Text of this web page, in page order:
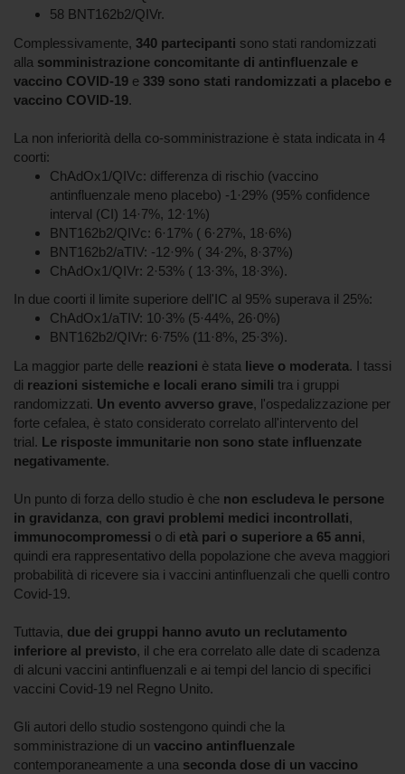
58 BNT162b2/QIVr.
Complessivamente, 340 partecipanti sono stati randomizzati
alla somministrazione concomitante di antinfluenzale e
vaccino COVID-19 e 339 sono stati randomizzati a placebo e
vaccino COVID-19.
La non inferiorità della co-somministrazione è stata indicata in 4
coorti:
ChAdOx1/QIVc: differenza di rischio (vaccino
antinfluenzale meno placebo) -1·29% (95% confidence
interval (CI) 14·7%, 12·1%)
BNT162b2/QIVc: 6·17% ( 6·27%, 18·6%)
BNT162b2/aTIV: -12·9% ( 34·2%, 8·37%)
ChAdOx1/QIVr: 2·53% ( 13·3%, 18·3%).
In due coorti il limite superiore dell'IC al 95% superava il 25%:
ChAdOx1/aTIV: 10·3% (5·44%, 26·0%)
BNT162b2/QIVr: 6·75% (11·8%, 25·3%).
La maggior parte delle reazioni è stata lieve o moderata. I tassi
di reazioni sistemiche e locali erano simili tra i gruppi
randomizzati. Un evento avverso grave, l'ospedalizzazione per
forte cefalea, è stato considerato correlato all'intervento del
trial. Le risposte immunitarie non sono state influenzate
negativamente.
Un punto di forza dello studio è che non escludeva le persone
in gravidanza, con gravi problemi medici incontrollati,
immunocompromessi o di età pari o superiore a 65 anni,
quindi era rappresentativo della popolazione che aveva maggiori
probabilità di ricevere sia i vaccini antinfluenzali che quelli contro
Covid-19.
Tuttavia, due dei gruppi hanno avuto un reclutamento
inferiore al previsto, il che era correlato alle date di scadenza
di alcuni vaccini antinfluenzali e ai tempi del lancio di specifici
vaccini Covid-19 nel Regno Unito.
Gli autori dello studio sostengono quindi che la
somministrazione di un vaccino antinfluenzale
contemporaneamente a una seconda dose di un vaccino